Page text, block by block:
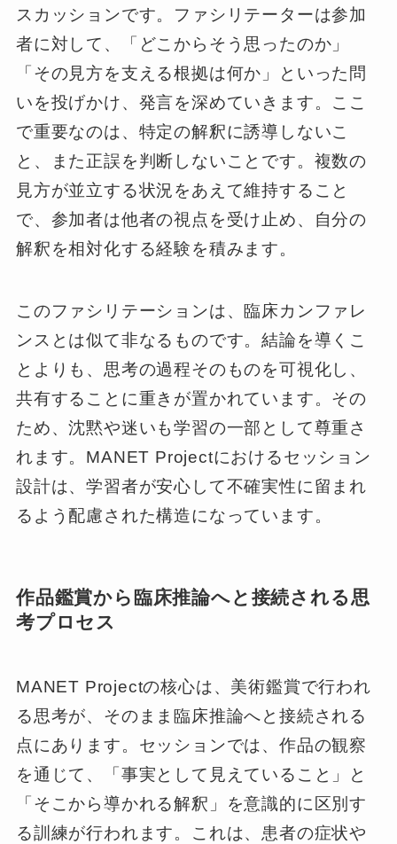
スカッションです。ファシリテーターは参加
者に対して、「どこからそう思ったのか」
「その見方を支える根拠は何か」といった問
いを投げかけ、発言を深めていきます。ここ
で重要なのは、特定の解釈に誘導しないこ
と、また正誤を判断しないことです。複数の
見方が並立する状況をあえて維持すること
で、参加者は他者の視点を受け止め、自分の
解釈を相対化する経験を積みます。
このファシリテーションは、臨床カンファレ
ンスとは似て非なるものです。結論を導くこ
とよりも、思考の過程そのものを可視化し、
共有することに重きが置かれています。その
ため、沈黙や迷いも学習の一部として尊重さ
れます。MANET Projectにおけるセッション
設計は、学習者が安心して不確実性に留まれ
るよう配慮された構造になっています。
作品鑑賞から臨床推論へと接続される思
考プロセス
MANET Projectの核心は、美術鑑賞で行われ
る思考が、そのまま臨床推論へと接続される
点にあります。セッションでは、作品の観察
を通じて、「事実として見えていること」と
「そこから導かれる解釈」を意識的に区別す
る訓練が行われます。これは、患者の症状や